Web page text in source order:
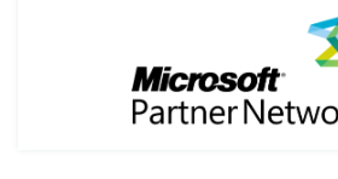
5. Через сколько будет